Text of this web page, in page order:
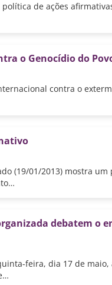
de ações
o Genocídio do
contra o
(19/01/2013) mostra
debatem o
feira, dia 17 de